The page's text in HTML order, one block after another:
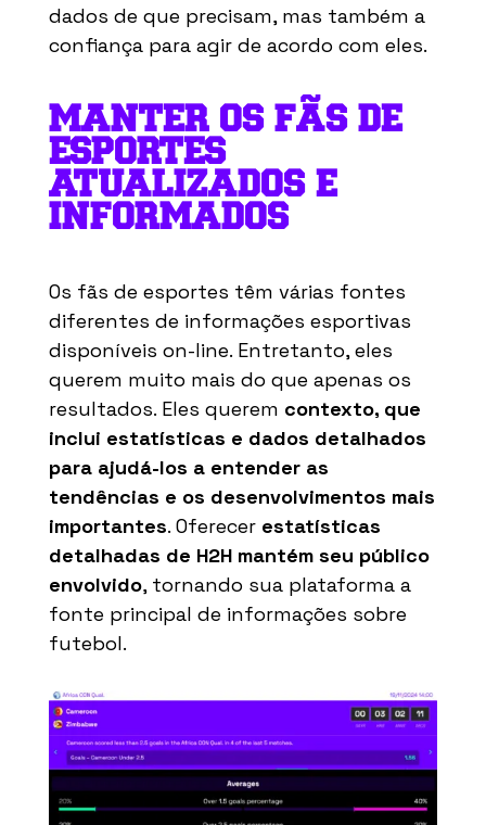
dados de que precisam, mas também a
confiança para agir de acordo com eles.
MANTER OS FÃS DE
ESPORTES
ATUALIZADOS E
INFORMADOS
Os fãs de esportes têm várias fontes
diferentes de informações esportivas
disponíveis on-line. Entretanto, eles
querem muito mais do que apenas os
resultados. Eles querem contexto, que
inclui estatísticas e dados detalhados
para ajudá-los a entender as
tendências e os desenvolvimentos mais
importantes. Oferecerestatísticas
detalhadas de H2H mantém seu público
envolvido, tornando sua plataforma a
fonte principal de informações sobre
futebol.